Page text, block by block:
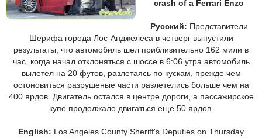
crash of a Ferrari Enzo
Русский: Представители
Шерифа города Лос-Анджелеса в четверг выпустили
результаты, что автомобиль шел приблизительно 162 мили в
час, когда начал отклоняться с шоссе в 6:06 утра автомобиль
вылетел на 20 футов, разлетаясь по кускам, прежде чем
остоновиться разрушеные части разлетелись больше чем на
400 ярдов. Двигатель остался в центре дороги, а пассажирское
купе продолжало двигаться ещё 50 ярдов.
English: Los Angeles County Sheriff's Deputies on Thursday